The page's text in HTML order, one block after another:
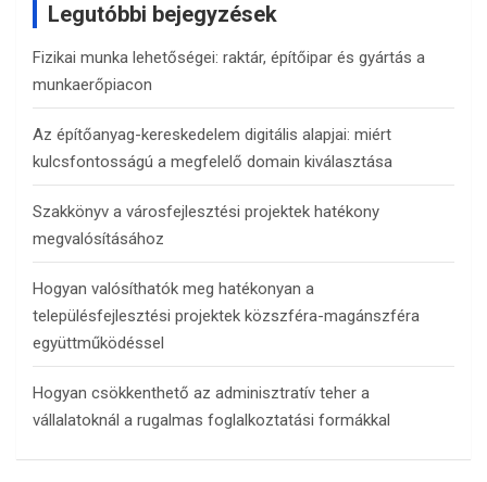
Legutóbbi bejegyzések
Fizikai munka lehetőségei: raktár, építőipar és gyártás a
munkaerőpiacon
Az építőanyag-kereskedelem digitális alapjai: miért
kulcsfontosságú a megfelelő domain kiválasztása
Szakkönyv a városfejlesztési projektek hatékony
megvalósításához
Hogyan valósíthatók meg hatékonyan a
településfejlesztési projektek közszféra-magánszféra
együttműködéssel
Hogyan csökkenthető az adminisztratív teher a
vállalatoknál a rugalmas foglalkoztatási formákkal